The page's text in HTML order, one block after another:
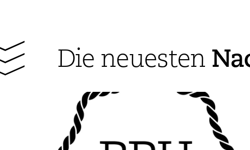
Die neuesten